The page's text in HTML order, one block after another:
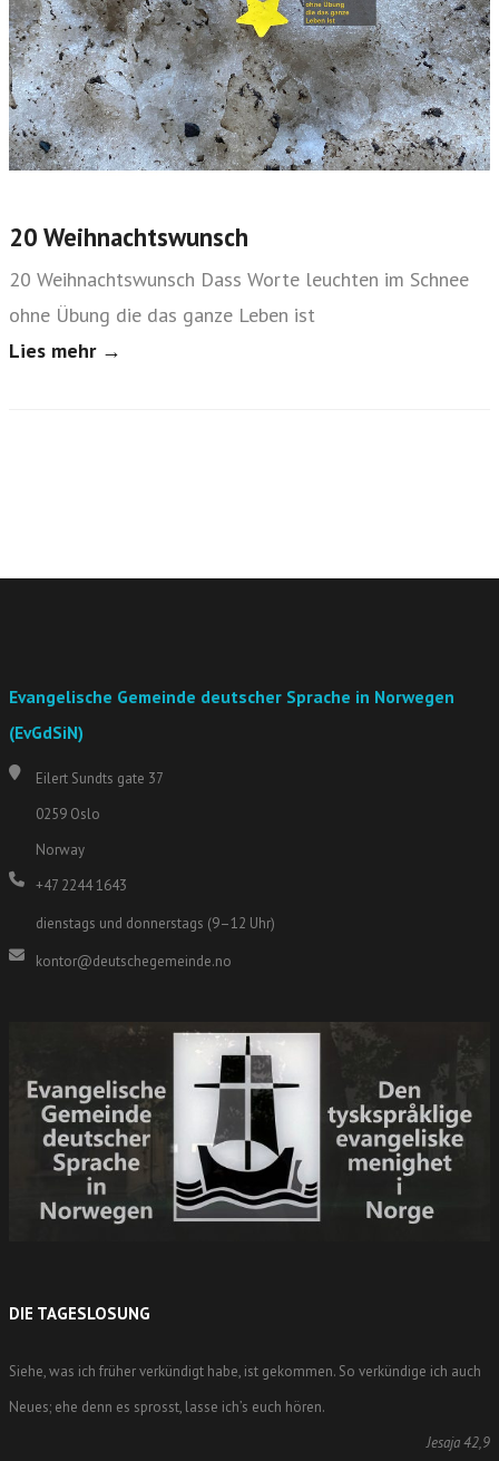
20 Weihnachtswunsch
20 Weihnachtswunsch Dass Worte leuchten im Schnee
ohne Übung die das ganze Leben ist
Lies mehr →
Evangelische Gemeinde deutscher Sprache in Norwegen
(EvGdSiN)
Eilert Sundts gate 37
0259 Oslo
Norway
+47 2244 1643
dienstags und donnerstags (9–12 Uhr)
kontor@deutschegemeinde.no
DIE TAGESLOSUNG
Siehe, was ich früher verkündigt habe, ist gekommen. So verkündige ich auch
Neues; ehe denn es sprosst, lasse ich’s euch hören.
Jesaja 42,9